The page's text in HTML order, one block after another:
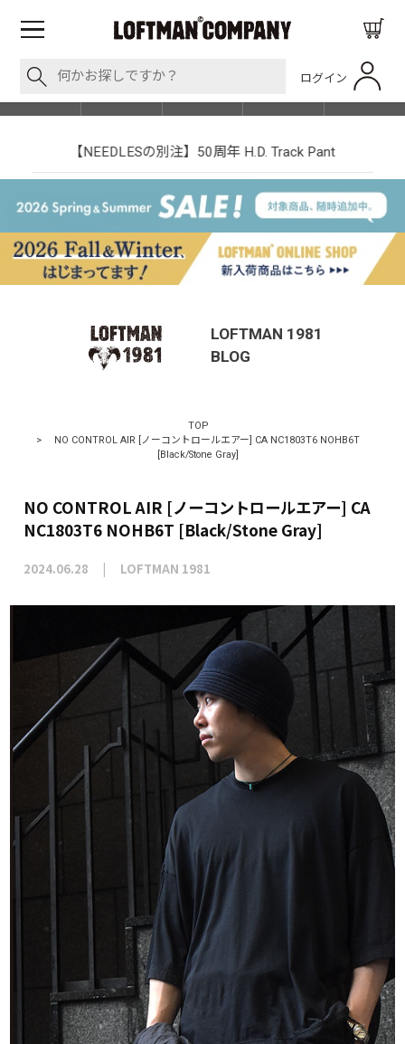
ログイン
SHOP LIST
【NEEDLESの別注】50周年 H.D. Track Pant
LOFTMAN 1981
BLOG
TOP
>
NO CONTROL AIR [ノーコントロールエアー] CA NC1803T6 NOHB6T
[Black/Stone Gray]
NO CONTROL AIR [ノーコントロールエアー] CA
NC1803T6 NOHB6T [Black/Stone Gray]
2024.06.28 LOFTMAN 1981